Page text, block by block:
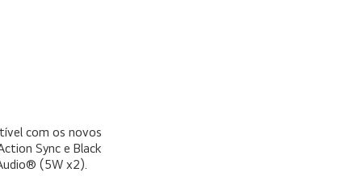
com os novos
Sync e Black
(5W x2).